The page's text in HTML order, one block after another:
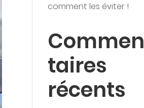
comment les éviter !
Commen
taires
récents